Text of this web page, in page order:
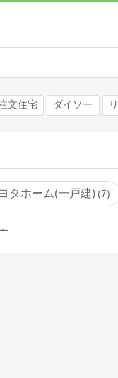
文住宅 ダイソー
タホーム(一戸建) 7